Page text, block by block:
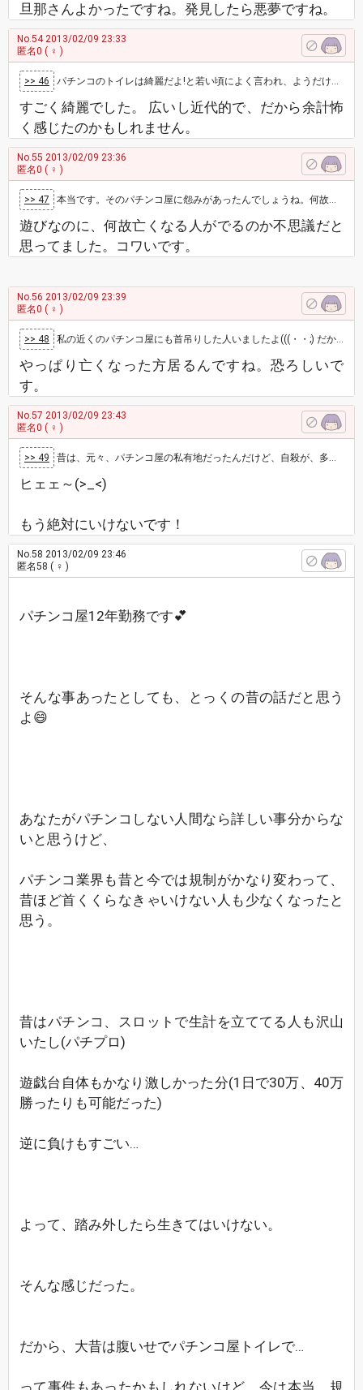
旦那さんよかったですね。発見したら悪夢ですね。
No.542013/02/09 23:33
匿名0 ( ♀ )
>> 46 パチンコのトイレは綺麗だよ!と若い頃によく言われ、ようだけたしに行ってた私…⤵😨 綺麗な理由も…そんな背景があるのかな⤵
すごく綺麗でした。 広いし近代的で、だから余計怖
く感じたのかもしれません。
No.55 2013/02/09 23:36
匿名0 ( ♀ )
>> 47 本当です。そのパチンコ屋に怨みがあったんでしょうね。何故か報道されませんが… 日本のおかしな所の一つです。 三店方式は違法ですからね。無…
遊びなのに、何故亡くなる人がでるのか不思議だと
思ってました。コワいです。
No.56 2013/02/09 23:39
匿名0 ( ♀ )
>> 48 私の近くのパチンコ屋にも首吊りした人いましたよ(((・・;) だから新装オープンになったみたいですけど、、もう何年も 前だから今はゲーセ…
やっぱり亡くなった方居るんですね。恐ろしいで
す。
No.57 2013/02/09 23:43
匿名0 ( ♀ )
>> 49 昔は、元々、パチンコ屋の私有地だったんだけど、自殺が、多くて、敢えなく閉店し、ビデオ屋になった。 とある日に、トイレしたくなり、ビデオ借…
ヒェェ～(>_<)
もう絶対にいけないです！
No.58 2013/02/09 23:46
匿名58 ( ♀ )
パチンコ屋12年勤務です💕
そんな事あったとしても、とっくの昔の話だと思う
よ😄
あなたがパチンコしない人間なら詳しい事分からな
いと思うけど、
パチンコ業界も昔と今では規制がかなり変わって、
昔ほど首くくらなきゃいけない人も少なくなったと
思う。
昔はパチンコ、スロットで生計を立ててる人も沢山
いたし(パチプロ)
遊戯台自体もかなり激しかった分(1日で30万、40万
勝ったりも可能だった)
逆に負けもすごい…
よって、踏み外したら生きてはいけない。
そんな感じだった。
だから、大昔は腹いせでパチンコ屋トイレで…
って事件もあったかもしれないけど、今は本当、規